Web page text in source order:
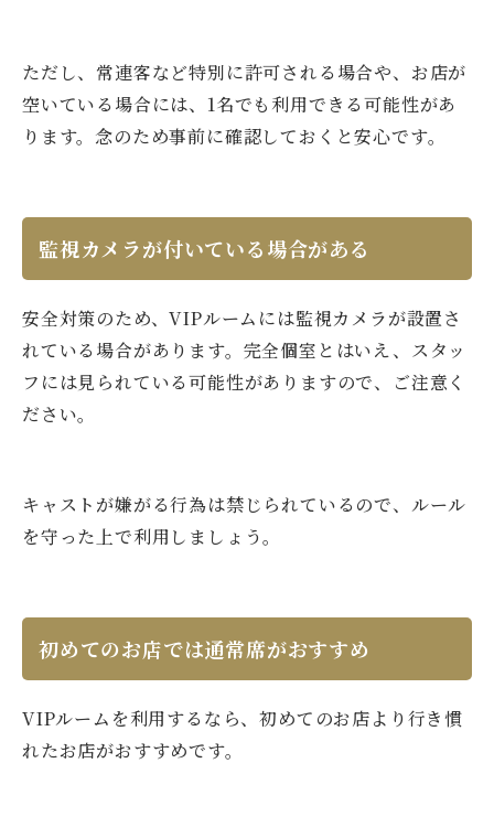
ただし、常連客など特別に許可される場合や、お店が
空いている場合には、1名でも利用できる可能性があ
ります。念のため事前に確認しておくと安心です。
監視カメラが付いている場合がある
安全対策のため、VIPルームには監視カメラが設置さ
れている場合があります。完全個室とはいえ、スタッ
フには見られている可能性がありますので、ご注意く
ださい。
キャストが嫌がる行為は禁じられているので、ルール
を守った上で利用しましょう。
初めてのお店では通常席がおすすめ
VIPルームを利用するなら、初めてのお店より行き慣
れたお店がおすすめです。